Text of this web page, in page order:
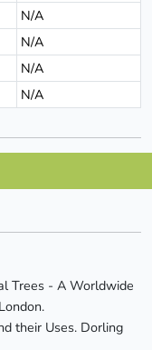
N/A
N/A
N/A
N/A
Trees - A Worldwide
their Uses. Dorling